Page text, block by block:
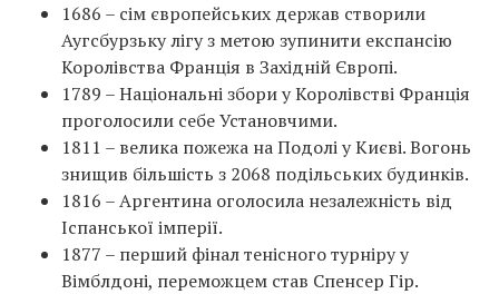
1686 – сім європейських держав створили
Аугсбурзьку лігу з метою зупинити експансію
Королівства Франція в Західній Європі.
1789 – Національні збори у Королівстві Франція
проголосили себе Установчими.
1811 – велика пожежа на Подолі у Києві. Вогонь
знищив більшість з 2068 подільських будинків.
1816 – Аргентина оголосила незалежність від
Іспанської імперії.
1877 – перший фінал тенісного турніру у
Вімблдоні, переможцем став Спенсер Гір.